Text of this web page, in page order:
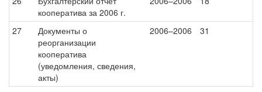
кооператива за 2006 г.
27
Документы о
реорганизации
кооператива
(уведомления, сведения,
акты)
2006–2006 31